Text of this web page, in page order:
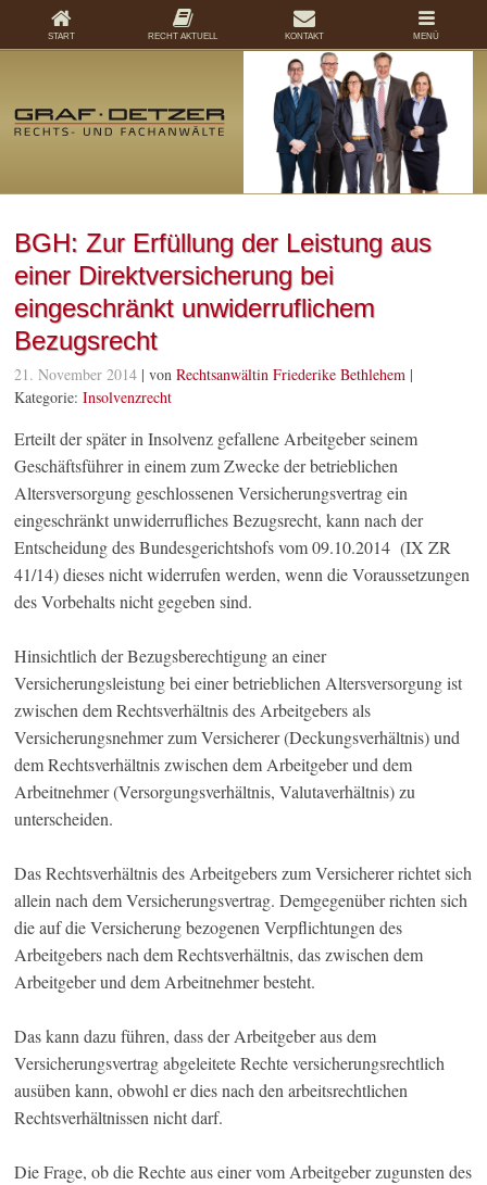
BGH: Zur Erfüllung der Leistung aus
einer Direktversicherung bei
eingeschränkt unwiderruflichem
Bezugsrecht
21. November 2014 | vonRechtsanwältin Friederike Bethlehem |
Kategorie:Insolvenzrecht
Erteilt der später in Insolvenz gefallene Arbeitgeber seinem
Geschäftsführer in einem zum Zwecke der betrieblichen
Altersversorgung geschlossenen Versicherungsvertrag ein
eingeschränkt unwiderrufliches Bezugsrecht, kann nach der
Entscheidung des Bundesgerichtshofs vom 09.10.2014 (IX ZR
41/14) dieses nicht widerrufen werden, wenn die Voraussetzungen
des Vorbehalts nicht gegeben sind.
Hinsichtlich der Bezugsberechtigung an einer
Versicherungsleistung bei einer betrieblichen Altersversorgung ist
zwischen dem Rechtsverhältnis des Arbeitgebers als
Versicherungsnehmer zum Versicherer (Deckungsverhältnis) und
dem Rechtsverhältnis zwischen dem Arbeitgeber und dem
Arbeitnehmer (Versorgungsverhältnis, Valutaverhältnis) zu
unterscheiden.
Das Rechtsverhältnis des Arbeitgebers zum Versicherer richtet sich
allein nach dem Versicherungsvertrag. Demgegenüber richten sich
die auf die Versicherung bezogenen Verpflichtungen des
Arbeitgebers nach dem Rechtsverhältnis, das zwischen dem
Arbeitgeber und dem Arbeitnehmer besteht.
Das kann dazu führen, dass der Arbeitgeber aus dem
Versicherungsvertrag abgeleitete Rechte versicherungsrechtlich
ausüben kann, obwohl er dies nach den arbeitsrechtlichen
Rechtsverhältnissen nicht darf.
Die Frage, ob die Rechte aus einer vom Arbeitgeber zugunsten des
START RECHT AKTUELL KONTAKT MENÜ